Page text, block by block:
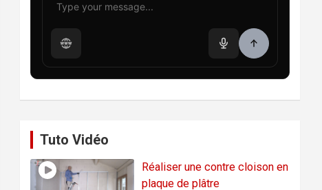
Tuto Vidéo
Réaliser une contre cloison en
plaque de plâtre